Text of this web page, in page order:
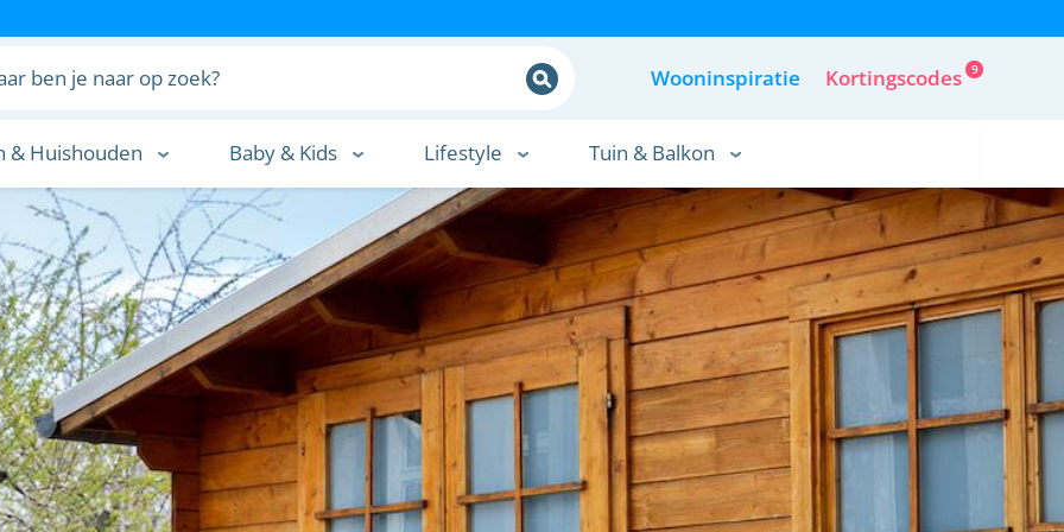
Wooninspiratie Kortingscodes 9
& Huishouden Baby & Kids Lifestyle Tuin & Balkon